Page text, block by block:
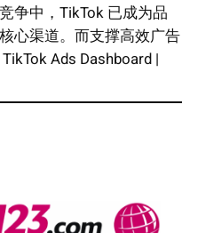
争中，TikTok 已成为品
心渠道。而支撑高效广告
Ads Dashboard |